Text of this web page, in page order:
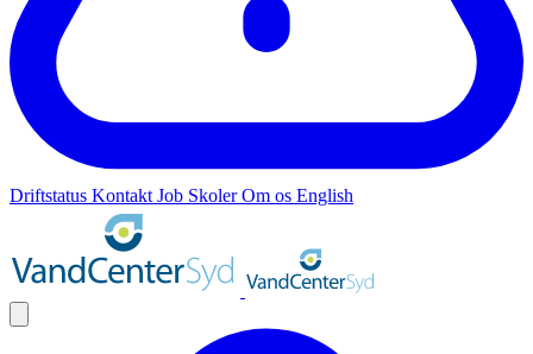
Driftstatus Kontakt Job SkolerOm os English